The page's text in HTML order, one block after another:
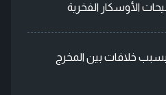
الأوسكار الفخرية
خلافات بين المخرج